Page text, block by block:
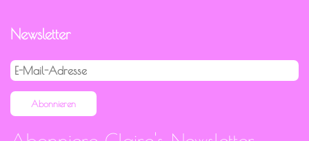
Newsletter
E-
Mail-
Abonnieren